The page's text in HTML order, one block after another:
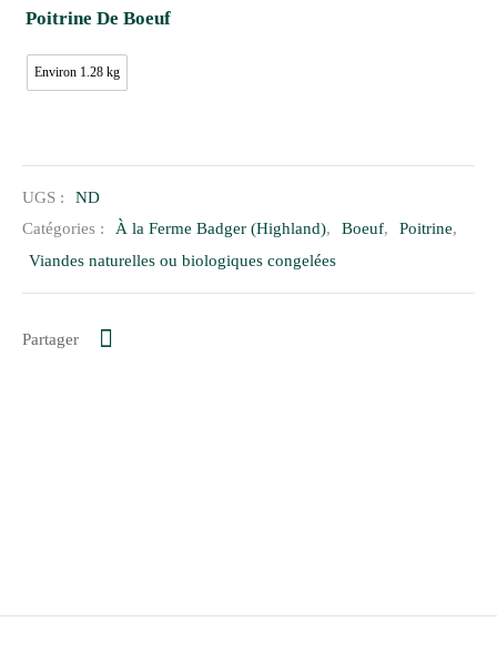
Poitrine De Boeuf
Environ 1.28 kg
UGS :
ND
Catégories :
À la Ferme Badger (Highland) Boeuf Poitrine
Viandes naturelles ou biologiques congelées
Partager